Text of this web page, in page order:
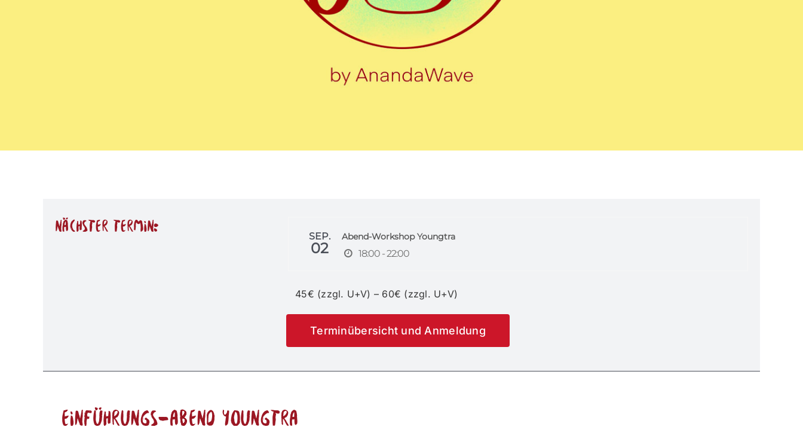
nächster Termin: SEP.
02
Abend-Workshop Youngtra
18:00 - 22:00
45€ (zzgl. U+V) – 60€ (zzgl. U+V)
Terminübersicht und Anmeldung
Einführungs-Abend Youngtra